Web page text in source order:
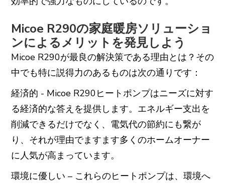
Micoe R290の家庭暖房ソリューショ
ンによるメリットを発見しよう
Micoe R290が最良の解決策である理由とは？その
中でも特に説得力のあるものは次の通りです：
経済的 - Micoe R290ヒートポンプはニーズに対す
る経済的な答えを提供します。エネルギー支出を
削減できるだけでなく、電気代の節約にも繋が
り、それが理由でますます多くのホームオーナー
に人気が高まっています。
環境に優しい – これらのヒートポンプは、環境へ